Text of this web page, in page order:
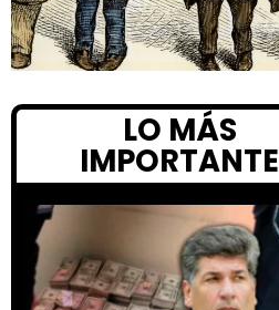
LO MÁS
IMPORTANTE